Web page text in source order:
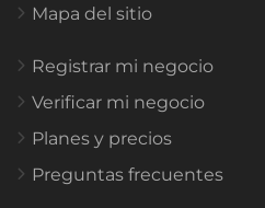
Mapa del sitio
Registrar mi negocio
Verificar mi negocio
Planes y precios
Preguntas frecuentes